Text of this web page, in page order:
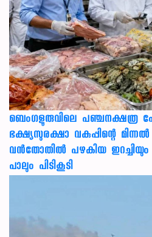
ബെംഗളൂരുവിലെ പഞ്ചനക്ഷത്ര
ഭക്ഷ്യസുരക്ഷാ വകുപ്പിന്റെ
വൻതോതിൽ പഴകിയ
പാലും പിടികൂടി